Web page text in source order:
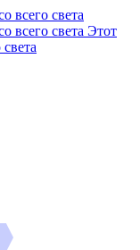
Этот